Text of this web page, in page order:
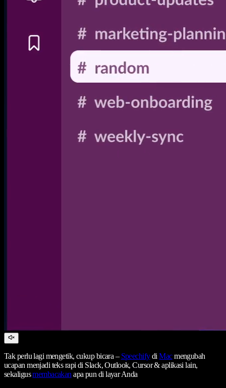
Tak perlu lagi mengetik, cukup bicara – SpeechifydiMacmengubah
ucapan menjadi teks rapi di Slack, Outlook, Cursor & aplikasi lain,
sekaligusmembacakan apa pun di layar Anda